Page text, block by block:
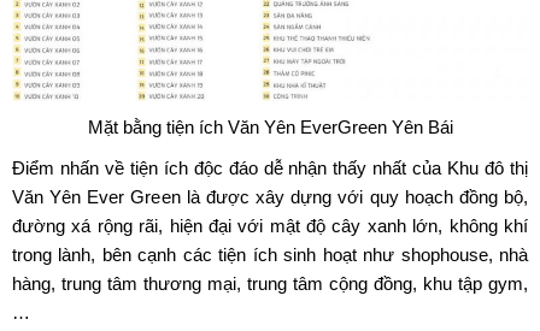
Mặt bằng tiện ích Văn Yên EverGreen Yên Bái
Điểm nhấn về tiện ích độc đáo dễ nhận thấy nhất của Khu đô thị
Văn Yên Ever Green là được xây dựng với quy hoạch đồng bộ,
đường xá rộng rãi, hiện đại với mật độ cây xanh lớn, không khí
trong lành, bên cạnh các tiện ích sinh hoạt như shophouse, nhà
hàng, trung tâm thương mại, trung tâm cộng đồng, khu tập gym,
…